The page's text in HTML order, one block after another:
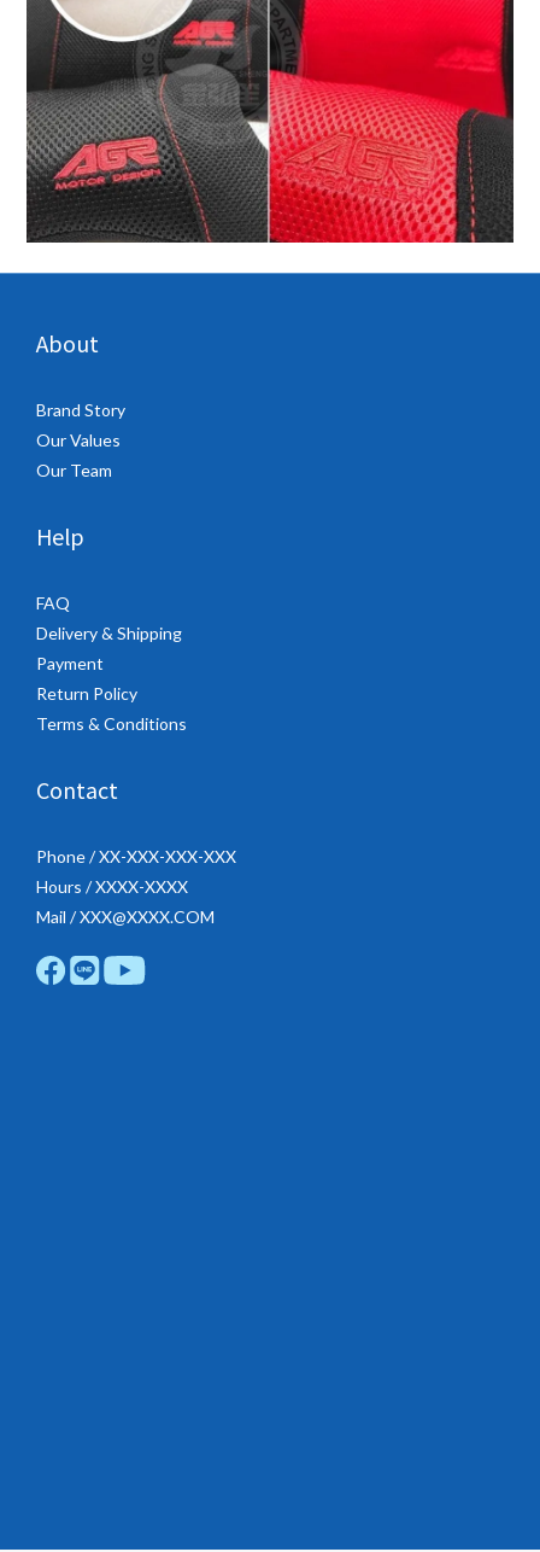
About
Brand Story
Our Values
Our Team
Help
FAQ
Delivery & Shipping
Payment
Return Policy
Terms & Conditions
Contact
Phone / XX-XXX-XXX-XXX
Hours / XXXX-XXXX
Mail / XXX@XXXX.COM